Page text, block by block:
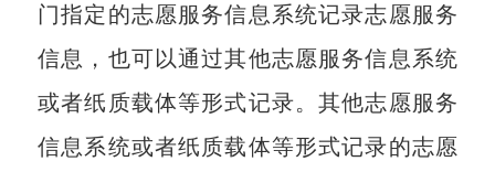
门指定的志愿服务信息系统记录志愿服务
信息，也可以通过其他志愿服务信息系统
或者纸质载体等形式记录。其他志愿服务
信息系统或者纸质载体等形式记录的志愿